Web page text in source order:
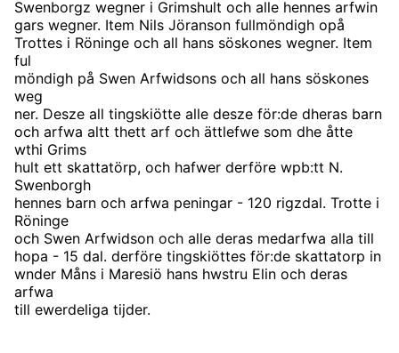
Swenborgz wegner i Grimshult och alle hennes arfwin
gars wegner. Item Nils Jöranson fullmöndigh opå
Trottes i Röninge och all hans söskones wegner. Item
ful
möndigh på Swen Arfwidsons och all hans söskones
weg
ner. Desze all tingskiötte alle desze för:de dheras barn
och arfwa altt thett arf och ättlefwe som dhe åtte
wthi Grims
hult ett skattatörp, och hafwer derföre wpb:tt N.
Swenborgh
hennes barn och arfwa peningar - 120 rigzdal. Trotte i
Röninge
och Swen Arfwidson och alle deras medarfwa alla till
hopa - 15 dal. derföre tingskiöttes för:de skattatorp in
wnder Måns i Maresiö hans hwstru Elin och deras
arfwa
till ewerdeliga tijder.